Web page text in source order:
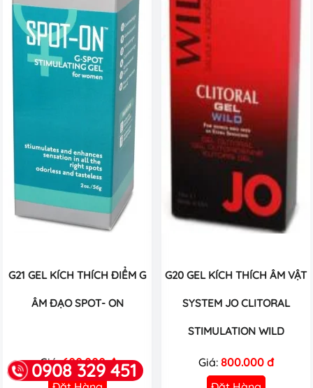
G21 GEL KÍCH THÍCH ĐIỂM G
ÂM ĐẠO SPOT- ON
Giá:600.000 đ
G20 GEL KÍCH THÍCH ÂM VẬT
SYSTEM JO CLITORAL
STIMULATION WILD
Giá: 800.000 đ
0908 329 451